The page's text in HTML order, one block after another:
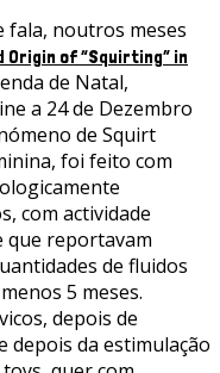
fala, noutros meses
Origin of “Squirting” in
de Natal,
a 24 de Dezembro
de Squirt
foi feito com
com actividade
que reportavam
de fluidos
5 meses.
depois de
da estimulação